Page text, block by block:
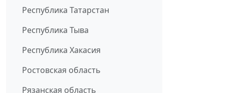
Республика Татарстан
Республика Тыва
Республика Хакасия
Ростовская область
Рязанская область